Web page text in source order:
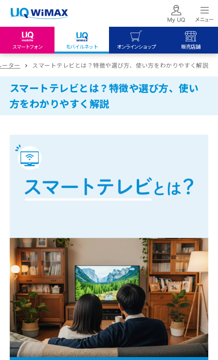
スマートフォン モバイルネット オンラインショップ 販売店舗
my UQ WiMAX
UQ WiMAX ご契約の方
My UQ mobile
UQ mobile ご契約の方
データチャージサイト
UQ mobile
オンラインショップ
UQ WiMAX
オンラインショップ
UQ mobile
販売店舗
UQ WiMAX
販売店舗
ター スマートテレビとは？特徴や選び方、使い方をわかりやすく解説
スマートテレビとは？特徴や選び方、使い
方をわかりやすく解説